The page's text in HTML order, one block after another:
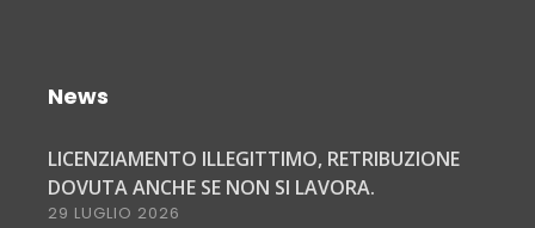
News
LICENZIAMENTO ILLEGITTIMO, RETRIBUZIONE
DOVUTA ANCHE SE NON SI LAVORA.
29 LUGLIO 2026